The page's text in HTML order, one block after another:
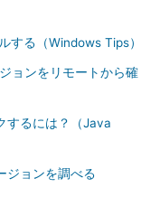
する（Windows Tips）
ョンをリモートから確
するには？（Java
ジョンを調べる